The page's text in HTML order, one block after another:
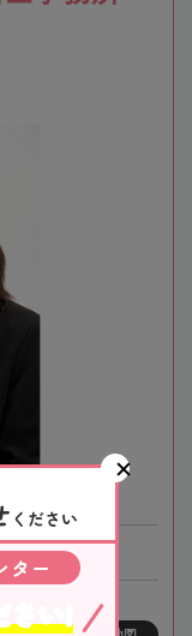
分
札幌2条6-5-1
ください
ター